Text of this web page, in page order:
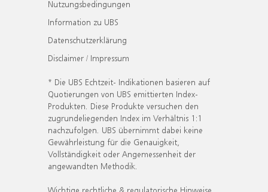
Nutzungsbedingungen
Information zu UBS
Datenschutzerklärung
Disclaimer / Impressum
* Die UBS Echtzeit- Indikationen basieren auf
Quotierungen von UBS emittierten Index-
Produkten. Diese Produkte versuchen den
zugrundeliegenden Index im Verhältnis 1:1
nachzufolgen. UBS übernimmt dabei keine
Gewährleistung für die Genauigkeit,
Vollständigkeit oder Angemessenheit der
angewandten Methodik.